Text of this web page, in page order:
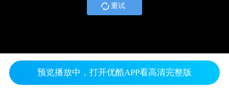
重试
预览播放中，打开优酷APP看高清完整版